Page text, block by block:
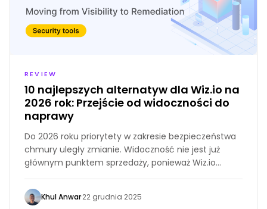
REVIEW
10 najlepszych alternatyw dla Wiz.io na
2026 rok: Przejście od widoczności do
naprawy
Do 2026 roku priorytety w zakresie bezpieczeństwa
chmury uległy zmianie. Widoczność nie jest już
głównym punktem sprzedaży, ponieważ Wiz.io
ustaliło standard na początku lat 20. XXI wieku.
Teraz głównym wyzwaniem jest nadążanie za
tempem zmian.
Khul Anwar·22 grudnia 2025